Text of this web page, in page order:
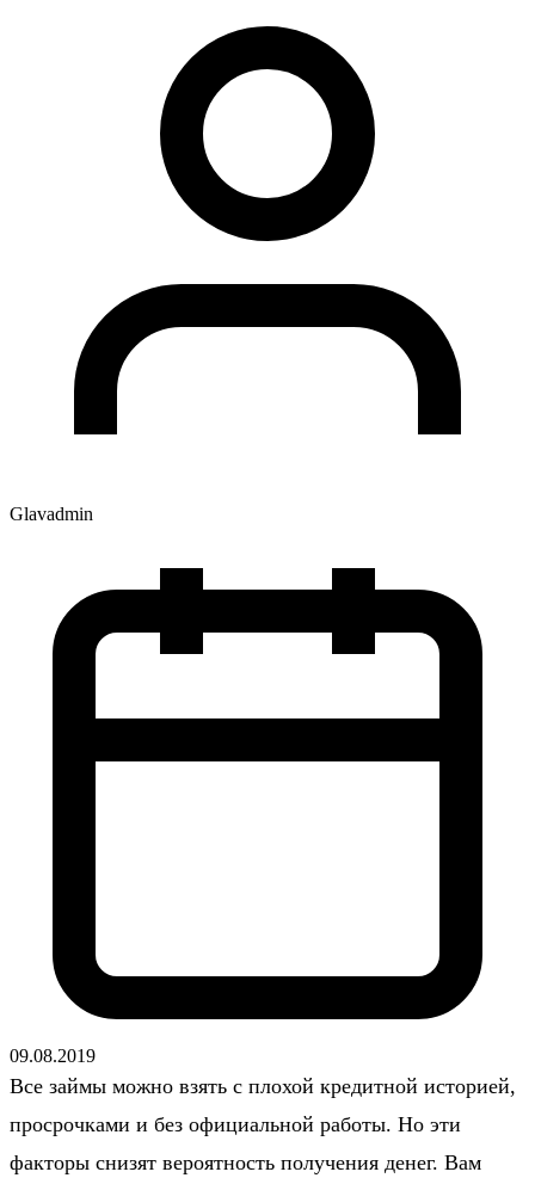
Glavadmin
09.08.2019
Все займы можно взять с плохой кредитной историей,
просрочками и без официальной работы. Но эти
факторы снизят вероятность получения денег. Вам